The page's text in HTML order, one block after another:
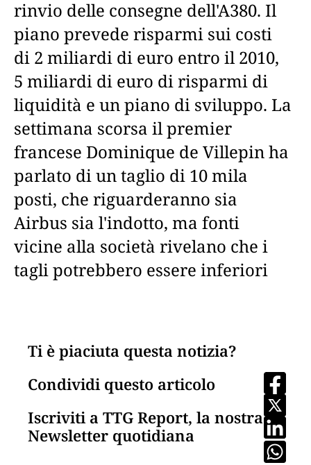
rinvio delle consegne dell'A380. Il
piano prevede risparmi sui costi
di 2 miliardi di euro entro il 2010,
5 miliardi di euro di risparmi di
liquidità e un piano di sviluppo. La
settimana scorsa il premier
francese Dominique de Villepin ha
parlato di un taglio di 10 mila
posti, che riguarderanno sia
Airbus sia l'indotto, ma fonti
vicine alla società rivelano che i
tagli potrebbero essere inferiori
Ti è piaciuta questa notizia?
Condividi questo articolo
Iscriviti a TTG Report, la nostra
Newsletter quotidiana